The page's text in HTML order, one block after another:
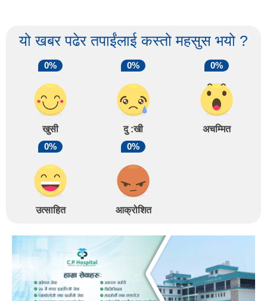
यो खबर पढेर तपाईंलाई कस्तो महसुस भयो ?
0%
खुसी
0%
दु :खी
0%
अचम्मित
0%
उत्साहित
0%
आक्रोशित